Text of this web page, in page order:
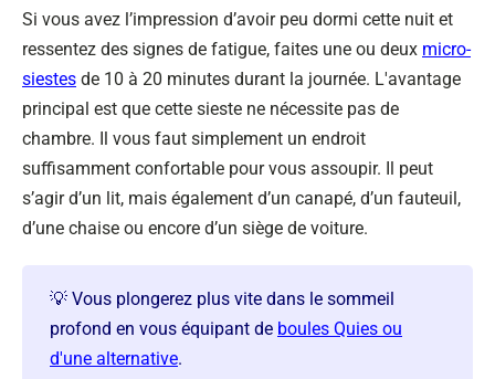
Si vous avez l’impression d’avoir peu dormi cette nuit et
ressentez des signes de fatigue, faites une ou deux micro-
siestes de 10 à 20 minutes durant la journée. L'avantage
principal est que cette sieste ne nécessite pas de
chambre. Il vous faut simplement un endroit
suffisamment confortable pour vous assoupir. Il peut
s’agir d’un lit, mais également d’un canapé, d’un fauteuil,
d’une chaise ou encore d’un siège de voiture.
💡 Vous plongerez plus vite dans le sommeil
profond en vous équipant de boules Quies ou
d'une alternative.